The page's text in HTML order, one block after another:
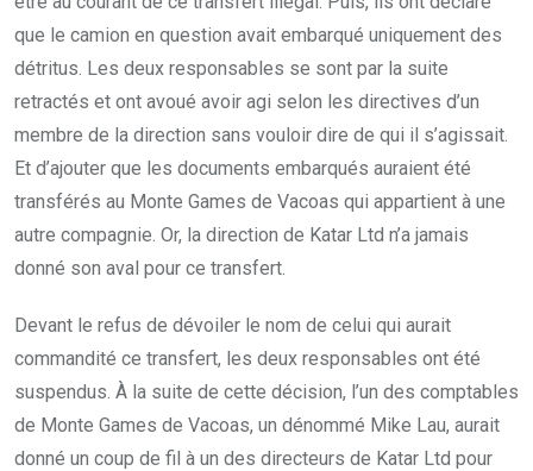
que le camion en question avait embarqué uniquement des
détritus. Les deux responsables se sont par la suite
retractés et ont avoué avoir agi selon les directives d’un
membre de la direction sans vouloir dire de qui il s’agissait.
Et d’ajouter que les documents embarqués auraient été
transférés au Monte Games de Vacoas qui appartient à une
autre compagnie. Or, la direction de Katar Ltd n’a jamais
donné son aval pour ce transfert.
Devant le refus de dévoiler le nom de celui qui aurait
commandité ce transfert, les deux responsables ont été
suspendus. À la suite de cette décision, l’un des comptables
de Monte Games de Vacoas, un dénommé Mike Lau, aurait
donné un coup de fil à un des directeurs de Katar Ltd pour